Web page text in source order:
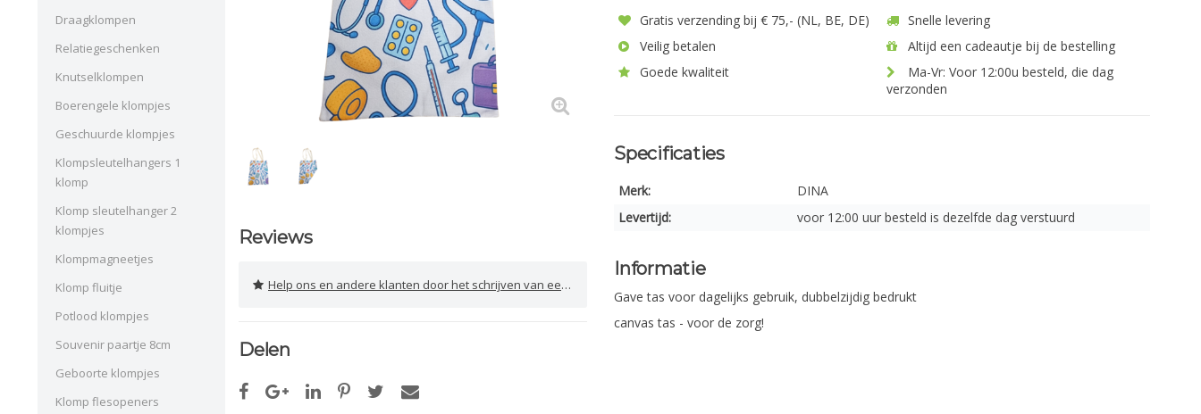
Draagklompen
Relatiegeschenken
Knutselklompen
Boerengele klompjes
Geschuurde klompjes
Klompsleutelhangers 1
klomp
Klomp sleutelhanger 2
klompjes
Klompmagneetjes
Klomp fluitje
Potlood klompjes
Souvenir paartje 8cm
Geboorte klompjes
Klomp flesopeners
Reviews
Help ons en andere klanten door het schrijven van een review
Delen
Gratis verzending bij € 75,- (NL, BE, DE)
Snelle levering
Veilig betalen
Altijd een cadeautje bij de bestelling
Goede kwaliteit
Ma-Vr: Voor 12:00u besteld, die dag
verzonden
Specificaties
Merk:
DINA
Levertijd:
voor 12:00 uur besteld is dezelfde dag verstuurd
Informatie
Gave tas voor dagelijks gebruik, dubbelzijdig bedrukt
canvas tas - voor de zorg!